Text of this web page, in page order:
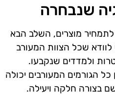
שנבחרה
מוצרים, השלב הבא
שכל הצוות המעורב
ולמדדים שנקבעו.
הגורמים המעורבים יכולה
בצורה חלקה ויעילה.